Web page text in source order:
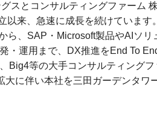
スとコンサルティングファーム
以来、急速に成長を続けています
ら、SAP・Microsoft製品やAIソリ
・運用まで、DX推進をEnd To
Big4等の大手コンサルティングフ
大に伴い本社を三田ガーデンタワ